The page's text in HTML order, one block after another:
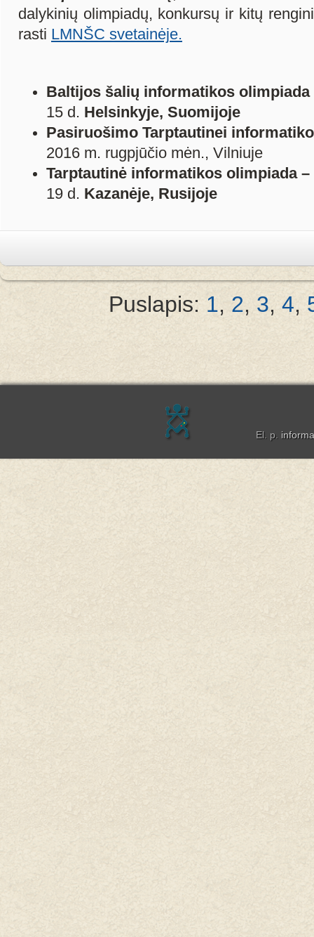
dalykinių olimpiadų, konkursų ir kitų
rasti LMNŠC svetainėje.
Baltijos šalių informatikos olimpiada
15 d. Helsinkyje, Suomijoje
Pasiruošimo Tarptautinei
2016 m. rugpjūčio mėn., Vilniuje
Tarptautinė informatikos olimpiada –
19 d. Kazanėje, Rusijoje
Puslapis: 1, 2, 3,4,
El. p.